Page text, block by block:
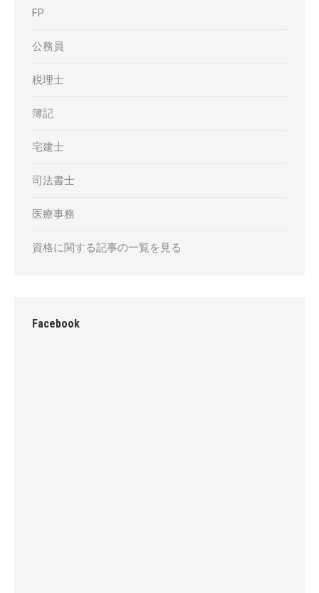
FP
公務員
税理士
簿記
宅建士
司法書士
医療事務
資格に関する記事の一覧を見る
Facebook